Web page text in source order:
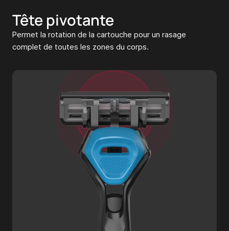
Tête pivotante
Permet la rotation de la cartouche pour un rasage
complet de toutes les zones du corps.